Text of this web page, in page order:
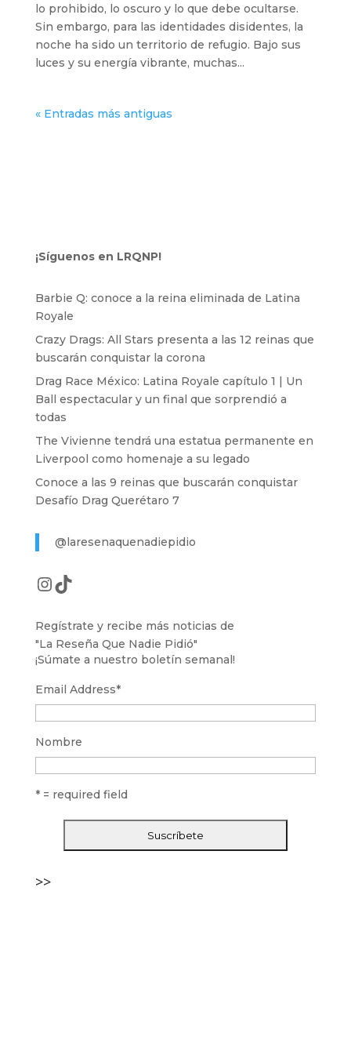
lo prohibido, lo oscuro y lo que debe ocultarse.
Sin embargo, para las identidades disidentes, la
noche ha sido un territorio de refugio. Bajo sus
luces y su energía vibrante, muchas...
« Entradas más antiguas
¡Síguenos en LRQNP!
Barbie Q: conoce a la reina eliminada de Latina
Royale
Crazy Drags: All Stars presenta a las 12 reinas que
buscarán conquistar la corona
Drag Race México: Latina Royale capítulo 1 | Un
Ball espectacular y un final que sorprendió a
todas
The Vivienne tendrá una estatua permanente en
Liverpool como homenaje a su legado
Conoce a las 9 reinas que buscarán conquistar
Desafío Drag Querétaro 7
@laresenaquenadiepidio
Instagram
TikTok
Regístrate y recibe más noticias de
"La Reseña Que Nadie Pidió"
¡Súmate a nuestro boletín semanal!
Email Address*
Nombre
* = required field
>>